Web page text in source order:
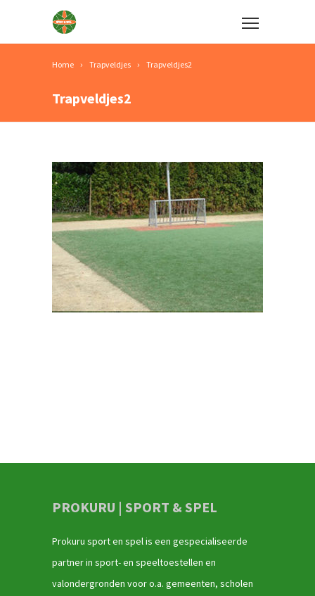
Home Trapveldjes Trapveldjes2
Trapveldjes2
PROKURU | SPORT & SPEL
Prokuru sport en spel is een gespecialiseerde
partner in sport- en speeltoestellen en
valondergronden voor o.a. gemeenten, scholen